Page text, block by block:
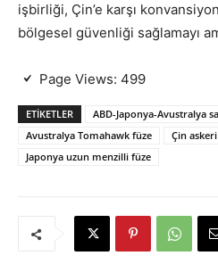
işbirliği, Çin’e karşı
bölgesel güvenliği sağlamayı
Page Views: 499
ETIKETLER
ABD-Japonya-Avustralya
Avustralya Tomahawk füze
Çin
Japonya uzun menzilli füze